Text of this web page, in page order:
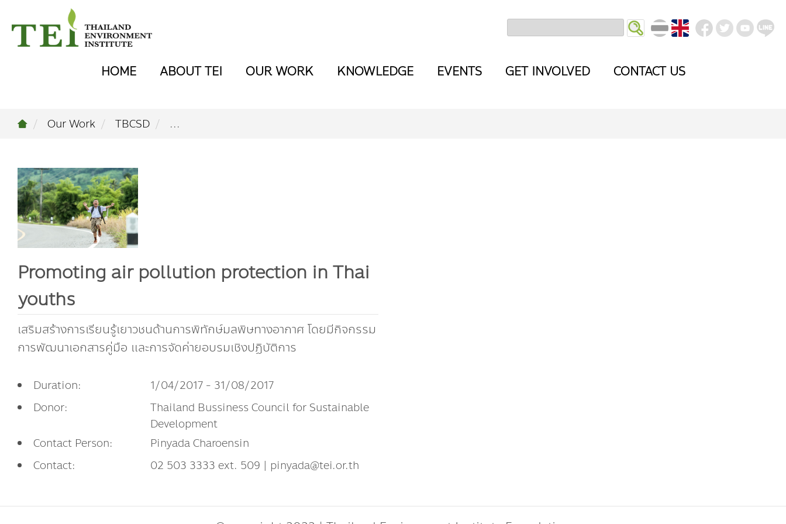
HOME ABOUT TEI OUR WORK KNOWLEDGE EVENTS GET INVOLVED CONTACT US
Our Work TBCSD ...
Promoting air pollution protection in Thai
youths
เสริมสร้างการเรียนรู้เยาวชนด้านการพิทักษ์มลพิษทางอากาศ โดยมีกิจกรรม
การพัฒนาเอกสารคู่มือ และการจัดค่ายอบรมเชิงปฏิบัติการ
Duration:
1/04/2017 - 31/08/2017
Donor:
Thailand Bussiness Council for Sustainable
Development
Contact Person:
Pinyada Charoensin
Contact:
02 503 3333 ext. 509 | pinyada@tei.or.th